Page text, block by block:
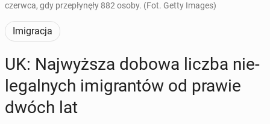
czerwca, gdy przepłynęły 882 osoby. (Fot. Getty Images)
Imigracja
UK: Naj­wyż­sza dobowa liczba nie­
le­gal­nych imi­gran­tów od prawie
dwóch lat